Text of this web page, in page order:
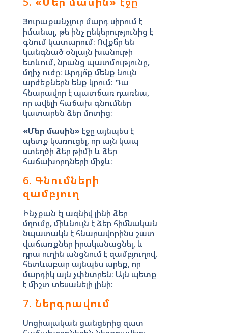
Յուրաքանչյուր մարդ սիրում է
իմանալ, թե ինչ ընկերությունից է
գնում կատարում։ Ովքե՞ր են
կանգնած օնլայն խանութի
ետևում, նրանց պատմությունը,
մղիչ ուժը։ Արդյո՞ք մենք նույն
արժեքներն ենք կրում։ Դա
հնարավոր է պատճառ դառնա,
որ ավելի հաճախ գնումներ
կատարեն ձեր մոտից։
«Մեր մասին» էջը այնպես է
պետք կառուցել, որ այն կապ
ստեղծի ձեր թիմի և ձեր
հաճախորդների միջև։
6. Գնումների
զամբյուղ
Ինչքան էլ ազնիվ լինի ձեր
մղումը, միևնույն է ձեր հիմնական
նպատակն է հնարավորինս շատ
վաճառքներ իրականացնել, և
դրա ուղին անցնում է զամբյուղով,
հետևաբար այնպես արեք, որ
մարդիկ այն չփնտրեն։ Այն պետք
է միշտ տեսանելի լինի։
7. Ներգրավում
Սոցիալական ցանցերից զատ